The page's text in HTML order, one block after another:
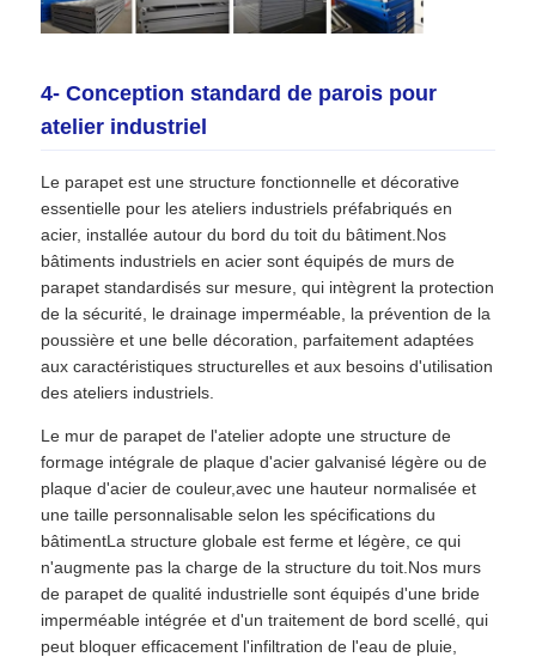
4- Conception standard de parois pour
atelier industriel
Le parapet est une structure fonctionnelle et décorative
essentielle pour les ateliers industriels préfabriqués en
acier, installée autour du bord du toit du bâtiment.Nos
bâtiments industriels en acier sont équipés de murs de
parapet standardisés sur mesure, qui intègrent la protection
de la sécurité, le drainage imperméable, la prévention de la
poussière et une belle décoration, parfaitement adaptées
aux caractéristiques structurelles et aux besoins d'utilisation
des ateliers industriels.
Le mur de parapet de l'atelier adopte une structure de
formage intégrale de plaque d'acier galvanisé légère ou de
plaque d'acier de couleur,avec une hauteur normalisée et
une taille personnalisable selon les spécifications du
bâtimentLa structure globale est ferme et légère, ce qui
n'augmente pas la charge de la structure du toit.Nos murs
de parapet de qualité industrielle sont équipés d'une bride
imperméable intégrée et d'un traitement de bord scellé, qui
peut bloquer efficacement l'infiltration de l'eau de pluie,